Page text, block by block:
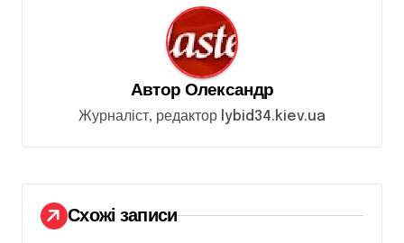
и
с
Автор Олександр
Журналіст, редактор lybid34.kiev.ua
Схожі записи